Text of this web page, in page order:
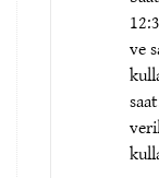
ve